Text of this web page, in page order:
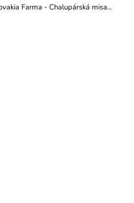
Farma - Chalupárská misa...